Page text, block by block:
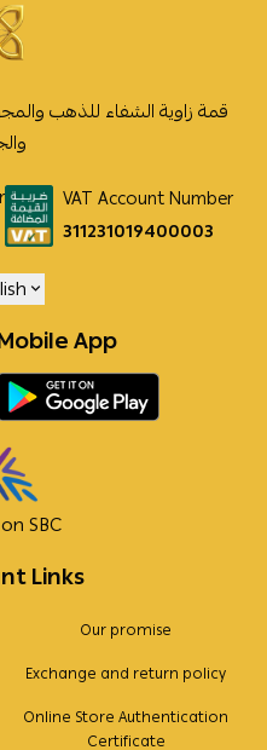
Links
Our promise
Exchange and return policy
Online Store Authentication
Certificate
قمة زاوية الشفاء للذهب
VAT Account Number
311231019400003
App
SBC